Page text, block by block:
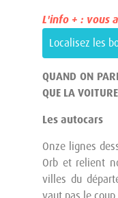
L'info + : vous
Localisez les
QUAND ON
QUE LA
Les autocars
Onze lignes
Orb et relient
villes du